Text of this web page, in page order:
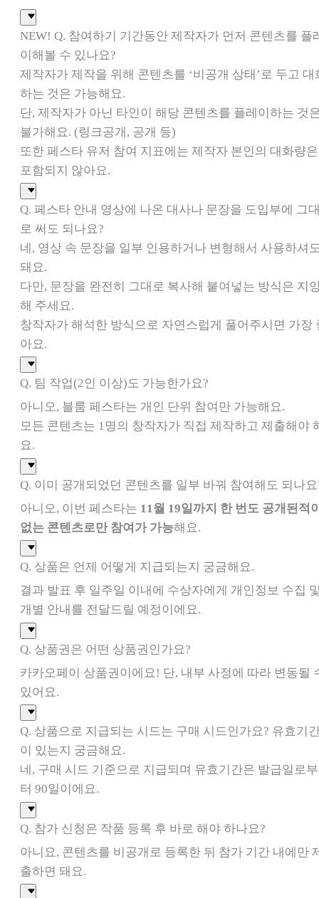
NEW! Q. 참여하기 기간동안 제작자가 먼저 콘텐츠를 플
이해볼 수 있나요?
제작자가 제작을 위해 콘텐츠를 ‘비공개 상태’로 두고 대
하는 것은 가능해요.
단, 제작자가 아닌 타인이 해당 콘텐츠를 플레이하는 것
불가해요. (링크공개, 공개 등)
또한 페스타 유저 참여 지표에는 제작자 본인의 대화량은
포함되지 않아요.
Q. 페스타 안내 영상에 나온 대사나 문장을 도입부에 그
로 써도 되나요?
네, 영상 속 문장을 일부 인용하거나 변형해서 사용하셔
돼요.
다만, 문장을 완전히 그대로 복사해 붙여넣는 방식은 지
해 주세요.
창작자가 해석한 방식으로 자연스럽게 풀어주시면 가장
아요.
Q. 팀 작업(2인 이상)도 가능한가요?
아니오, 블룸 페스타는 개인 단위 참여만 가능해요.
모든 콘텐츠는 1명의 창작자가 직접 제작하고 제출해야
요.
Q. 이미 공개되었던 콘텐츠를 일부 바꿔 참여해도 되나요
아니오, 이번 페스타는 11월 19일까지 한 번도 공개된적
없는 콘텐츠로만 참여가 가능해요.
Q. 상품은 언제 어떻게 지급되는지 궁금해요.
결과 발표 후 일주일 이내에 수상자에게 개인정보 수집
개별 안내를 전달드릴 예정이에요.
Q. 상품권은 어떤 상품권인가요?
카카오페이 상품권이에요! 단, 내부 사정에 따라 변동될
있어요.
Q. 상품으로 지급되는 시드는 구매 시드인가요? 유효기
이 있는지 궁금해요.
네, 구매 시드 기준으로 지급되며 유효기간은 발급일로부
터 90일이에요.
Q. 참가 신청은 작품 등록 후 바로 해야 하나요?
아니요, 콘텐츠를 비공개로 등록한 뒤 참가 기간 내에만
출하면 돼요.